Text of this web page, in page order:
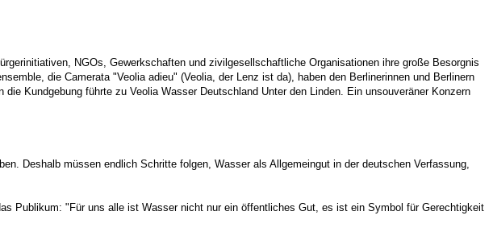
NGOs, Gewerkschaften und zivilgesellschaftliche Organisationen ihre große Besorgnis
die Camerata "Veolia adieu" (Veolia, der Lenz ist da), haben den Berlinerinnen und Berlinern
Kundgebung führte zu Veolia Wasser Deutschland Unter den Linden. Ein unsouveräner Konzern
Deshalb müssen endlich Schritte folgen, Wasser als Allgemeingut in der deutschen Verfassung,
Publikum: "Für uns alle ist Wasser nicht nur ein öffentliches Gut, es ist ein Symbol für Gerechtigkeit